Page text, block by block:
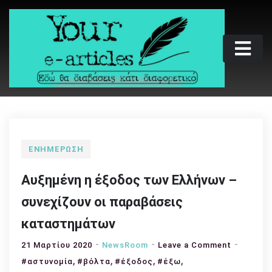
Skip
Your e-articles
Εδώ θα διαβάσεις κάτι διαφορετικό
ΕΝΗΜΈΡΩΣΗ
Αυξημένη η έξοδος των Ελλήνων –
συνεχίζουν οι παραβάσεις
καταστημάτων
21 Μαρτίου 2020 NewsRoom Leave a Comment on
#αστυνομία, #βόλτα, #έξοδος , #έξω,